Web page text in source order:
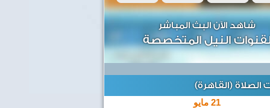
شاهد الآن البث المباشر
النيل المتخصصة
الصلاة (القاهرة)
21 مايو